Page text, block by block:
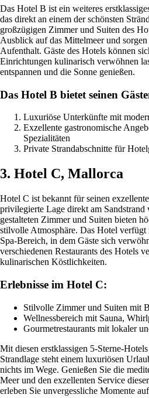
Das Hotel B ist ein weiteres
das direkt an einem der schönsten
großzügigen Zimmer und Suiten des
Ausblick auf das Mittelmeer und
Aufenthalt. Gäste des Hotels können
Einrichtungen kulinarisch verwöhnen
entspannen und die Sonne genießen.
Das Hotel B bietet seinen
Luxuriöse Unterkünfte mit
Exzellente gastronomische
Spezialitäten
Private Strandabschnitte für
3. Hotel C, Mallorca
Hotel C ist bekannt für seinen
privilegierte Lage direkt am
gestalteten Zimmer und Suiten bieten
stilvolle Atmosphäre. Das Hotel verfügt
Spa-Bereich, in dem Gäste sich
verschiedenen Restaurants des Hotels
kulinarischen Köstlichkeiten.
Erlebnisse im Hotel C:
Stilvolle Zimmer und Suiten mit
Wellnessbereich mit Sauna,
Gourmetrestaurants mit lokaler
Mit diesen erstklassigen 5-Sterne-
Strandlage steht einem luxuriösen
nichts im Wege. Genießen Sie die
Meer und den exzellenten Service
erleben Sie unvergessliche Momente